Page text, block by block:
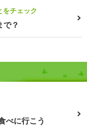
チェック
？
べに行こう